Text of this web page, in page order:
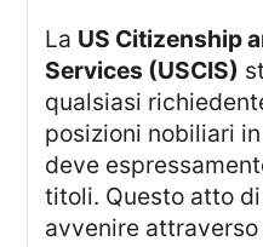
La US Citizenship
Services (USCIS)
qualsiasi
posizioni nobiliari
deve
titoli. Questo atto di
avvenire